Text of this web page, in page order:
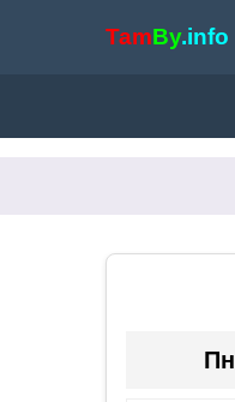
TamBy.info
Пн